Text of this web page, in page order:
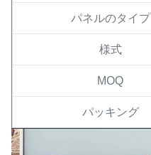
パネルのタイプ
様式
MOQ
パッキング